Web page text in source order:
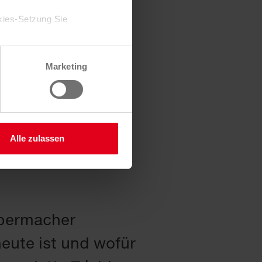
Setzung Sie
jederzeit
Marketing
Alle zulassen
ist und wofür